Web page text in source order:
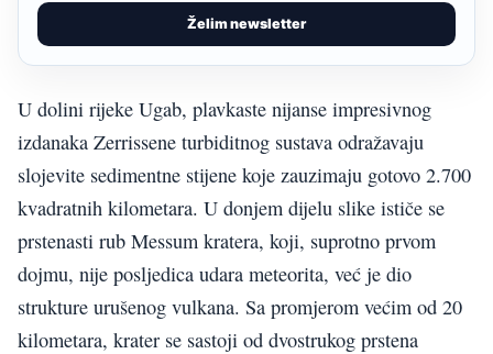
Želim newsletter
U dolini rijeke Ugab, plavkaste nijanse impresivnog
izdanaka Zerrissene turbiditnog sustava odražavaju
slojevite sedimentne stijene koje zauzimaju gotovo 2.700
kvadratnih kilometara. U donjem dijelu slike ističe se
prstenasti rub Messum kratera, koji, suprotno prvom
dojmu, nije posljedica udara meteorita, već je dio
strukture urušenog vulkana. Sa promjerom većim od 20
kilometara, krater se sastoji od dvostrukog prstena